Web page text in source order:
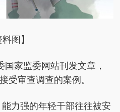
料图】
国家监委网站刊发文章，
受审查调查的案例。
力强的年轻干部往往被安